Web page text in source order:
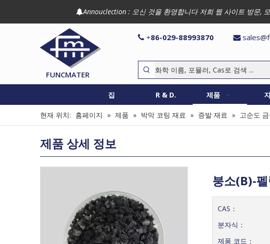
Annouclection : 오신 것을 환영합니다 저희 웹 사이트 방문,
FUNCMATER
 +86-029-88993870 
집 R & D. 제품
현재 위치: 홈페이지 » 제품 » 박막 코팅 재료 » 증발 재료 » 고순도
제품 상세 정보
붕소(B)-
CAS：
분자식：
제품 코드：